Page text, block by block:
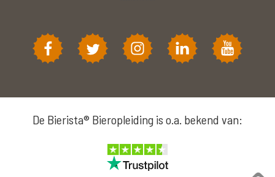
De Bierista® Bieropleiding is o.a. bekend van: